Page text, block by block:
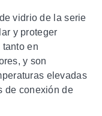
vidrio de la serie
y proteger
en
y son
elevadas
de conexión de
NEMA